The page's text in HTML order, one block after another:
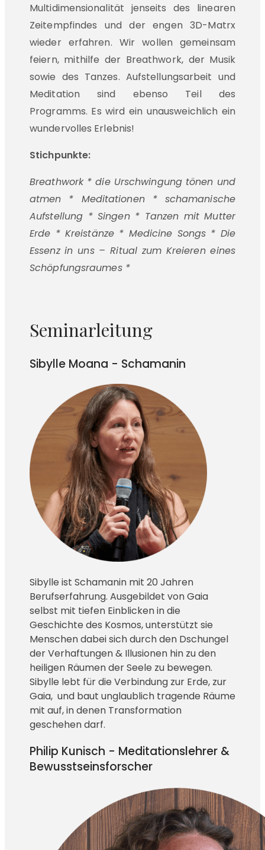
Multidimensionalität jenseits des linearen
Zeitempfindes und der engen 3D-Matrx
wieder erfahren. Wir wollen gemeinsam
feiern, mithilfe der Breathwork, der Musik
sowie des Tanzes. Aufstellungsarbeit und
Meditation sind ebenso Teil des
Programms. Es wird ein unausweichlich ein
wundervolles Erlebnis!
Stichpunkte:
Breathwork * die Urschwingung tönen und
atmen * Meditationen * schamanische
Aufstellung * Singen * Tanzen mit Mutter
Erde * Kreistänze * Medicine Songs * Die
Essenz in uns – Ritual zum Kreieren eines
Schöpfungsraumes *
Seminarleitung
Sibylle Moana - Schamanin
Sibylle ist Schamanin mit 20 Jahren
Berufserfahrung. Ausgebildet von Gaia
selbst mit tiefen Einblicken in die
Geschichte des Kosmos, unterstützt sie
Menschen dabei sich durch den Dschungel
der Verhaftungen & Illusionen hin zu den
heiligen Räumen der Seele zu bewegen.
Sibylle lebt für die Verbindung zur Erde, zur
Gaia, und baut unglaublich tragende Räume
mit auf, in denen Transformation
geschehen darf.
Philip Kunisch - Meditationslehrer &
Bewusstseinsforscher